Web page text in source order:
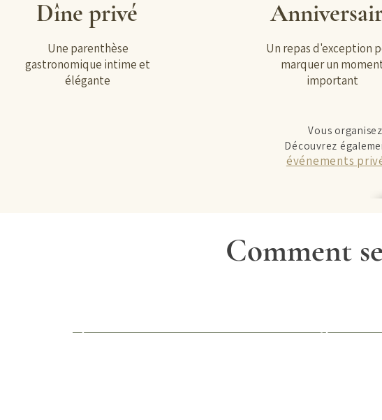
Dîne privé
Une parenthèse
gastronomique intime et
élégante
Un repas d'exception
marquer un
important
Vous
Découvrez
événements
Comment
1 2